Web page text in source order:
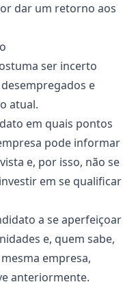
dar um retorno aos
ser incerto
e
atual.
em quais pontos
pode informar
e, por isso, não se
em se qualificar
a se aperfeiçoar
e, quem sabe,
empresa,
anteriormente.